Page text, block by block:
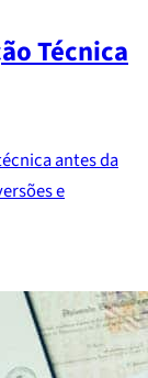
Técnica
antes da
e